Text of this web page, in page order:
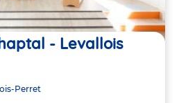
- Levallois
Perret